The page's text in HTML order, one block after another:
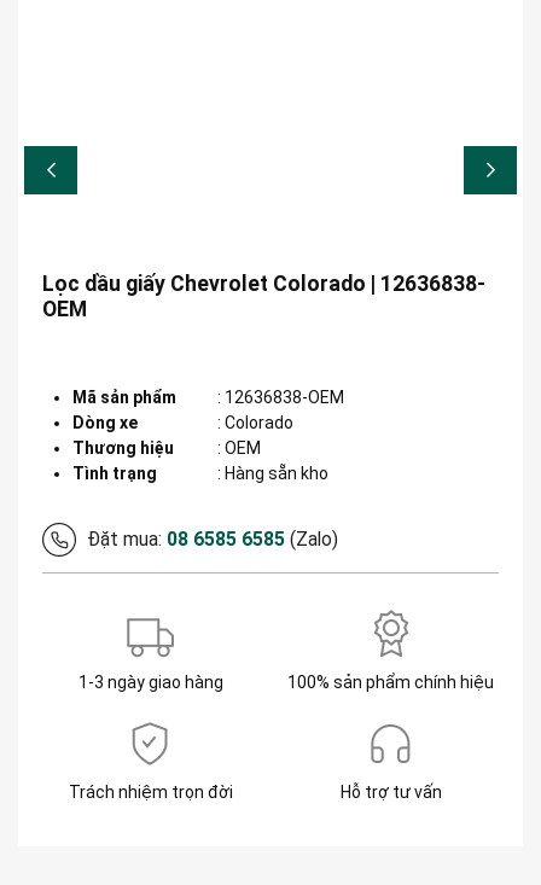
Lọc dầu giấy Chevrolet Colorado | 12636838-
OEM
Mã sản phẩm : 12636838-OEM
Dòng xe
: Colorado
Thương hiệu
: OEM
Tình trạng
: Hàng sẵn kho
Đặt mua: 08 6585 6585 (Zalo)
1-3 ngày giao hàng 100% sản phẩm chính hiệu
Trách nhiệm trọn đời Hỗ trợ tư vấn